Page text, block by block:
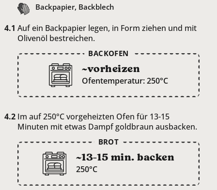
Backpapier, Backblech
Auf ein Backpapier legen, in Form ziehen und mit
Olivenöl bestreichen.
BACKOFEN
~vorheizen
Ofentemperatur: 250°C
Im auf 250°C vorgeheizten Ofen für 13-15
Minuten mit etwas Dampf goldbraun ausbacken.
BROT
~13-15 min. backen
250°C